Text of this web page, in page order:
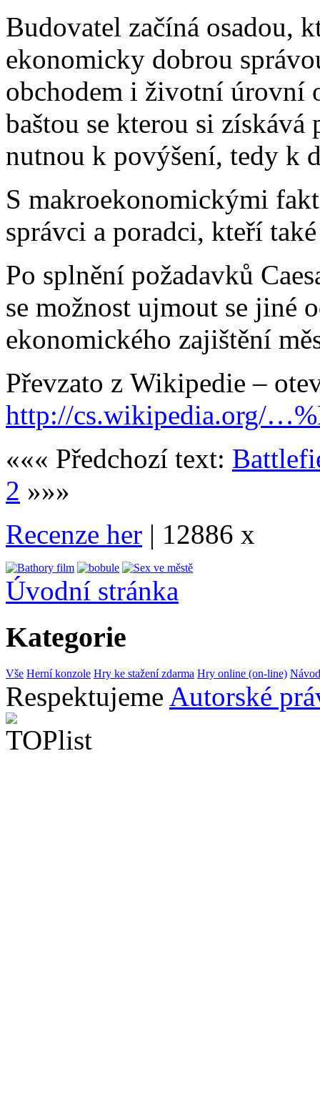
Budovatel začíná osadou,
ekonomicky dobrou
obchodem i životní úrovní
baštou se kterou si získává
nutnou k povýšení, tedy k
S makroekonomickými
správci a poradci, kteří
Po splnění požadavků
se možnost ujmout se jiné
ekonomického zajištění
Převzato z Wikipedie –
http://cs.wikipedia.org/
««« Předchozí text:
2 »»»
Recenze her | 12886 x
Úvodní stránka
Kategorie
Vše Herní konzole Hry ke stažení zdarma Hry online (on-line)
Respektujeme Autorské